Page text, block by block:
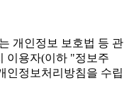
개인정보 보호법 등 관
이용자(이하 "정보주
인정보처리방침을 수립